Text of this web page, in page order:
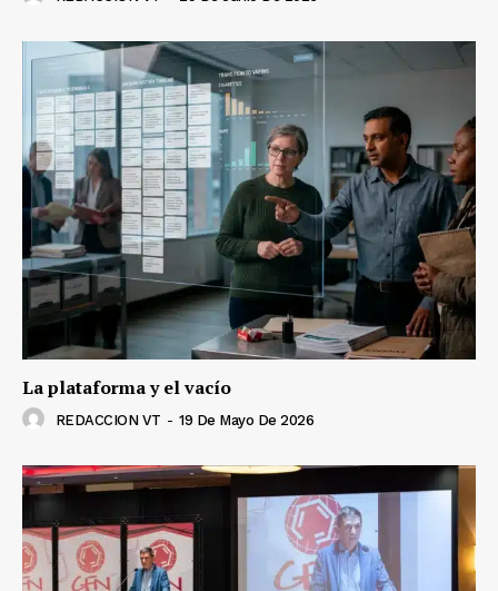
La plataforma y el vacío
REDACCION VT - 19 De Mayo De 2026